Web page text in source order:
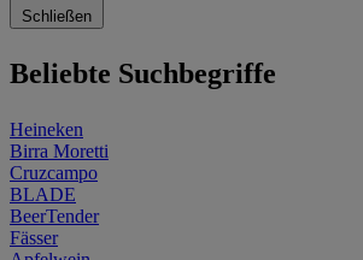
Schließen
Beliebte Suchbegriffe
Heineken
Birra Moretti
Cruzcampo
BLADE
BeerTender
Fässer